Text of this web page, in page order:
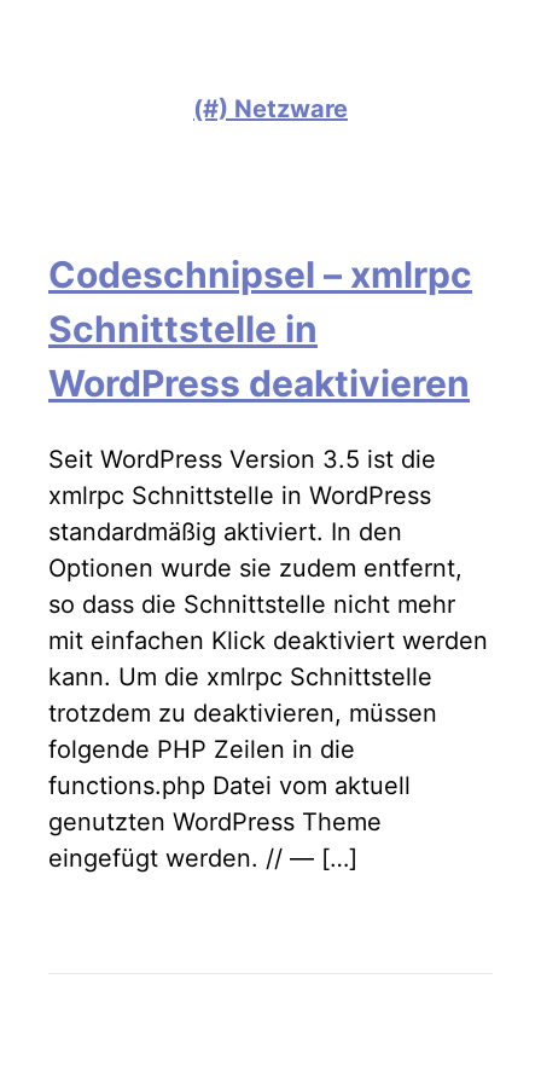
(#) Netzware
Codeschnipsel – xmlrpc
Schnittstelle in
WordPress deaktivieren
Seit WordPress Version 3.5 ist die
xmlrpc Schnittstelle in WordPress
standardmäßig aktiviert. In den
Optionen wurde sie zudem entfernt,
so dass die Schnittstelle nicht mehr
mit einfachen Klick deaktiviert werden
kann. Um die xmlrpc Schnittstelle
trotzdem zu deaktivieren, müssen
folgende PHP Zeilen in die
functions.php Datei vom aktuell
genutzten WordPress Theme
eingefügt werden. // — […]